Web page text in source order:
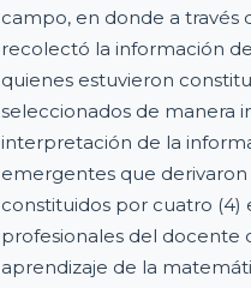
campo, en donde a través
recolectó la información
quienes estuvieron
seleccionados de manera
interpretación de la
emergentes que
constituidos por cuatro (4)
profesionales del docente
aprendizaje de la